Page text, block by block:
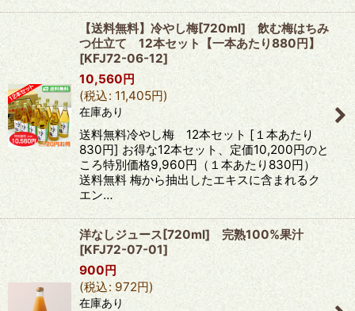
【送料無料】冷やし梅[720ml] 飲む梅はちみ
つ仕立て 12本セット【一本あたり880円】
[KFJ72-06-12]
10,560円
(税込: 11,405円)
在庫あり
送料無料冷やし梅 12本セット [１本あたり
830円] お得な12本セット、定価10,200円のと
ころ特別価格9,960円（１本あたり830円）
送料無料 梅から抽出したエキスに含まれるク
エン…
洋なしジュース[720ml] 完熟100%果汁
[KFJ72-07-01]
900円
(税込: 972円)
在庫あり